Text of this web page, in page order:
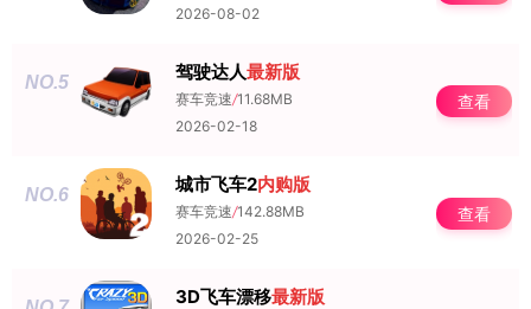
2026-08-02
NO.5 驾驶达人最新版
赛车竞速/11.68MB
2026-02-18
查看
NO.6 城市飞车2内购版
赛车竞速/142.88MB
2026-02-25
查看
3D飞车漂移最新版